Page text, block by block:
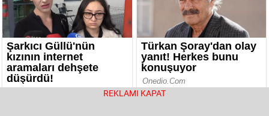
REKLAMI KAPAT